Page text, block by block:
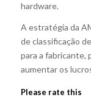
hardware.
A estratégia da
de classificação
para a fabricante,
aumentar os
Please rate this